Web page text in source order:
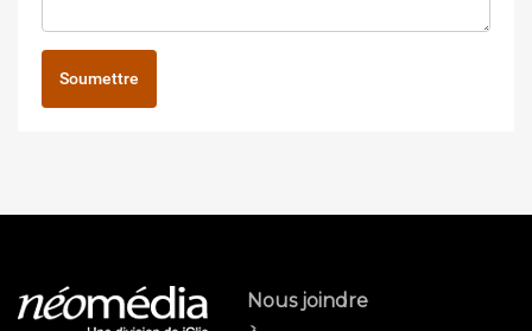
Soumettre
Nous joindre